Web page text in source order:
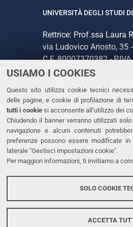
USIAMO I COOKIES
Questo sito utilizza cookie tecnici
delle pagine, e cookie di profilazione di
tutti i cookiesi acconsente all’utilizzo dei
Chiudendo il banner verranno utilizzati
navigazione e alcuni contenuti
preferenze possono essere modificate
laterale "Gestisci impostazioni cookie".
Per maggiori informazioni, ti invitiamo a
SOLO COOKIE
ACCETTA
UNIVERSITÀ DEGLI STUDI
Rettrice: Prof.ssa Laura
via Ludovico Ariosto, 35
C.F. 80007370382 -
CONTATTI
Tel. +39 0532 293111
Fax. +39 0532 293031
PEC
LINKS
Accessibilità
Protezione dati personali